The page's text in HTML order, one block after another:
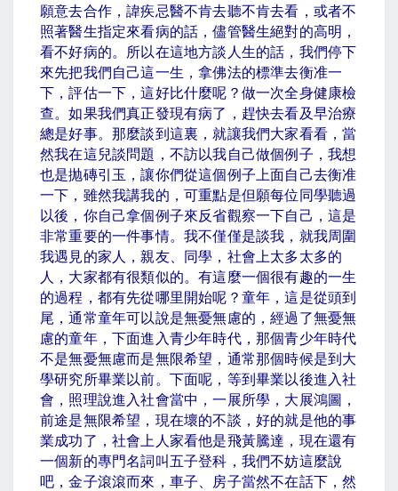
願意去合作，諱疾忌醫不肯去聽不肯去看，或者不
照著醫生指定來看病的話，儘管醫生絕對的高明，
看不好病的。所以在這地方談人生的話，我們停下
來先把我們自己這一生，拿佛法的標準去衡准一
下，評估一下，這好比什麼呢？做一次全身健康檢
查。如果我們真正發現有病了，趕快去看及早治療
總是好事。那麼談到這裏，就讓我們大家看看，當
然我在這兒談問題，不訪以我自己做個例子，我想
也是抛磚引玉，讓你們從這個例子上面自己去衡准
一下，雖然我講我的，可重點是但願每位同學聽過
以後，你自己拿個例子來反省觀察一下自己，這是
非常重要的一件事情。我不僅僅是談我，就我周圍
我遇見的家人，親友、同學，社會上太多太多的
人，大家都有很類似的。有這麼一個很有趣的一生
的過程，都有先從哪里開始呢？童年，這是從頭到
尾，通常童年可以說是無憂無慮的，經過了無憂無
慮的童年，下面進入青少年時代，那個青少年時代
不是無憂無慮而是無限希望，通常那個時候是到大
學研究所畢業以前。下面呢，等到畢業以後進入社
會，照理說進入社會當中，一展所學，大展鴻圖，
前途是無限希望，現在壞的不談，好的就是他的事
業成功了，社會上人家看他是飛黃騰達，現在還有
一個新的專門名詞叫五子登科，我們不妨這麼說
吧，金子滾滾而來，車子、房子當然不在話下，然